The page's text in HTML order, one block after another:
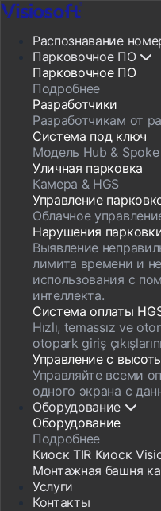
Распознавание
Парковочное ПО
Парковочное ПО
Подробнее
Разработчики
Разработчикам от
Система под ключ
Модель Hub & Spoke
Уличная парковка
Камера & HGS
Управление
Облачное
Нарушения
Выявление
лимита времени и
использования с
интеллекта.
Система оплаты
Hızlı, temassız ve
otopark giriş
Управление с
Управляйте всеми
одного экрана с
Оборудование
Оборудование
Подробнее
Киоск TIR Киоск
Монтажная башня
Услуги
Контакты